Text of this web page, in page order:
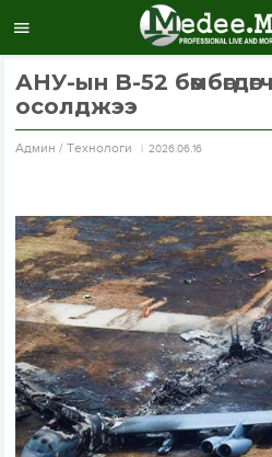
АНУ-ын B-52
осолджээ
Aдмин / Технологи 2026.06.16